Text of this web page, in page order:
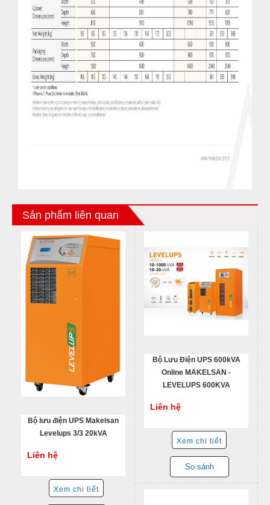
Sản phẩm liên quan
Bộ lưu điện UPS Makelsan
Levelups 3/3 20kVA
Liên hệ
Xem chi tiết
Bộ Lưu Điện UPS 600kVA
Online MAKELSAN -
LEVELUPS 600KVA
Liên hệ
Xem chi tiết
So sánh